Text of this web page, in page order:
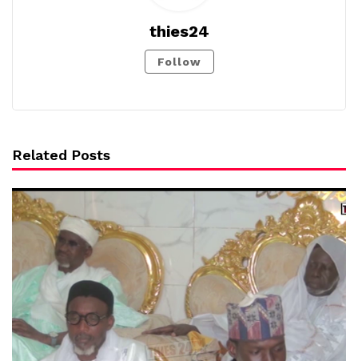
thies24
Follow
Related Posts